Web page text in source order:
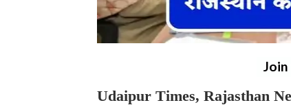
Udaipur Times, Rajasthan